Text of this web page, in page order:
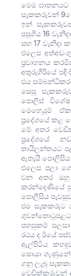
මෙම
සැකකරුවන්
ඉන්
පසුගිය 16
සහ 17 වැනිදා
එලෙස
ප්‍රවාහනය
අතුරුගිරියේ
එය
සෙසු
පොලිස්
මෙහෙයුම්
ප්‍රදේශයේ කළ
මේ අතර
ප්‍රදේශයේ
තායිලන්තයට
ඇතැයි පොලිසිය
එලෙස පලා
වන අතර
කරන්දෙණියේ
පොලීසිය
එම සැකකරුට
පහසුකම්
රථය ද ඊයේ
ඇල්පිටිය
සොයා ගැණුනේ
ගනු ලැබූ
වෙඩික්කරුවන්